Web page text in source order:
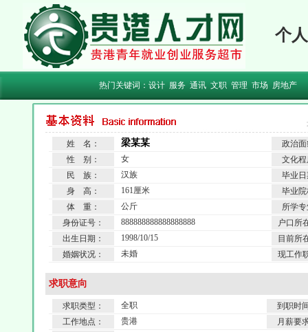
个
热门关键词： 设计 服务 通讯 文职 管理 市场 房地产
姓 名： 梁某某
政治
性 别：
女
文化
民 族：
汉族
毕业
身 高：
161厘米
毕业
体 重：
公斤
所学
身份证号：
888888888888888888
户口所
出生日期：
1998/10/15
目前所
婚姻状况：
未婚 现工作
求职意向
求职类型： 全职
到职时
工作地点：
贵港
月薪要